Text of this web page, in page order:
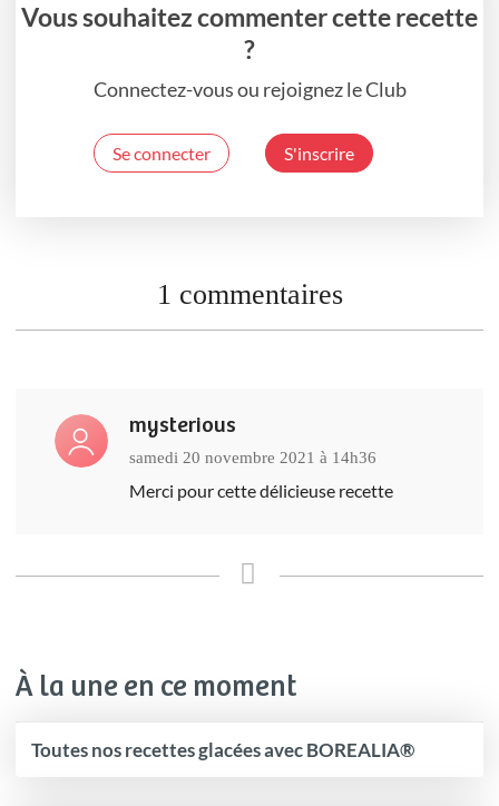
Vous souhaitez commenter cette recette
?
Connectez-vous ou rejoignez le Club
Se connecter S'inscrire
1 commentaires
mysterious
samedi 20 novembre 2021 à 14h36
Merci pour cette délicieuse recette
À la une en ce moment
Toutes nos recettes glacées avec BOREALIA®